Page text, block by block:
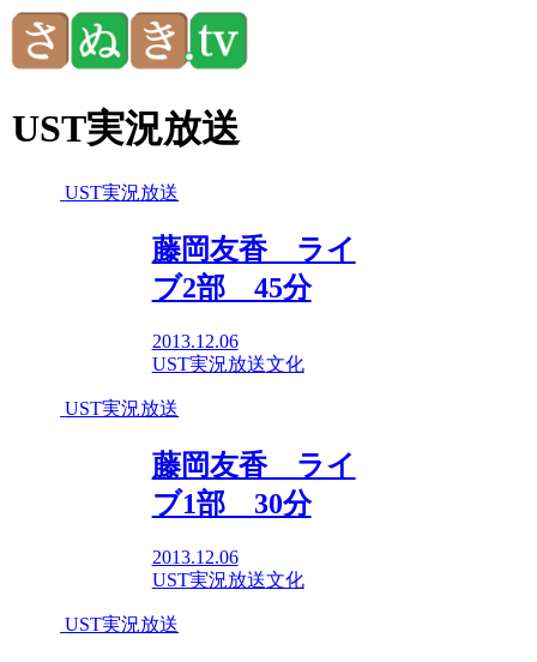
UST実況放送
UST実況放送
藤岡友香 ライ
ブ2部 45分
2013.12.06
UST実況放送文化
UST実況放送
藤岡友香 ライ
ブ1部 30分
2013.12.06
UST実況放送文化
UST実況放送